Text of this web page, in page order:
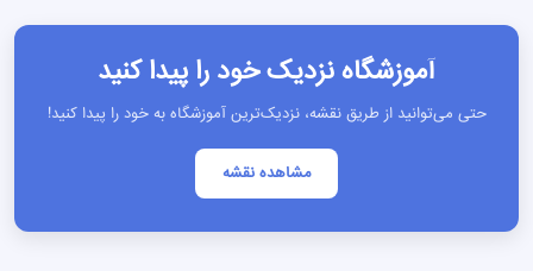
آموزشگاه نزدیک خود را پیدا کنید
حتی می‌توانید از طریق نقشه، نزدیک‌ترین آموزشگاه به خود را پیدا کنید!
مشاهده نقشه